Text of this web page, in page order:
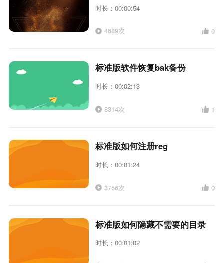
时长：00:00:54
4689次 0
标准版软件恢复bak备份
时长：00:02:13
8314次 1
标准版如何注册reg
时长：00:01:24
3756次 0
标准版如何隐藏不需要的目录
时长：00:01:02